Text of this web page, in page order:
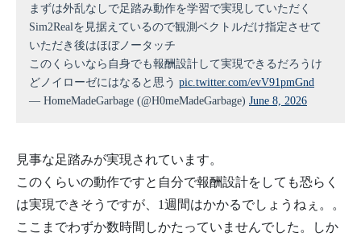
まずは外乱なしで足踏み動作を学習で実現していただく
Sim2Realを見据えているので観測ベクトルだけ指定させて
いただき後はほぼノータッチ
このくらいなら自身でも報酬設計して実現できるだろうけ
どノイローゼにはなると思う pic.twitter.com/evV91pmGnd
— HomeMadeGarbage (@H0meMadeGarbage) June 8, 2026
見事な足踏みが実現されています。
このくらいの動作ですと自分で報酬設計をしても恐らく
は実現できそうですが、1週間はかかるでしょうねぇ。。
ここまでわずか数時間しかたっていませんでした。しか